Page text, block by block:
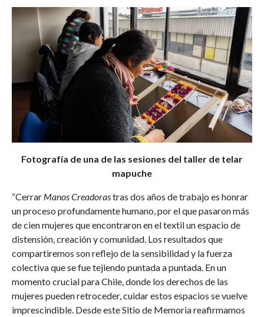
Fotografía de una de las sesiones del taller de telar
mapuche
“Cerrar Manos Creadorastras dos años de trabajo es honrar
un proceso profundamente humano, por el que pasaron más
de cien mujeres que encontraron en el textil un espacio de
distensión, creación y comunidad. Los resultados que
compartiremos son reflejo de la sensibilidad y la fuerza
colectiva que se fue tejiendo puntada a puntada. En un
momento crucial para Chile, donde los derechos de las
mujeres pueden retroceder, cuidar estos espacios se vuelve
imprescindible. Desde este Sitio de Memoria reafirmamos